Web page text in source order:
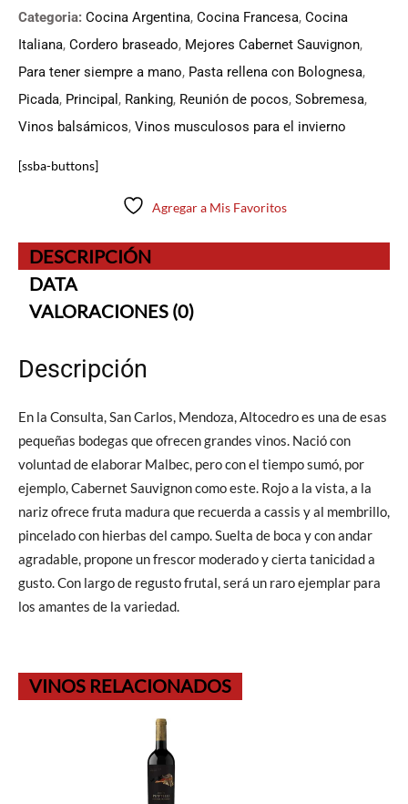
Categoria: Cocina Argentina, Cocina Francesa, Cocina
Italiana, Cordero braseado, Mejores Cabernet Sauvignon,
Para tener siempre a mano, Pasta rellena con Bolognesa,
Picada, Principal , Ranking, Reunión de pocos, Sobremesa,
Vinos balsámicos, Vinos musculosos para el invierno
[ssba-buttons]
Agregar a Mis Favoritos
DESCRIPCIÓN
DATA
VALORACIONES (0)
Descripción
En la Consulta, San Carlos, Mendoza, Altocedro es una de esas
pequeñas bodegas que ofrecen grandes vinos. Nació con
voluntad de elaborar Malbec, pero con el tiempo sumó, por
ejemplo, Cabernet Sauvignon como este. Rojo a la vista, a la
nariz ofrece fruta madura que recuerda a cassis y al membrillo,
pincelado con hierbas del campo. Suelta de boca y con andar
agradable, propone un frescor moderado y cierta tanicidad a
gusto. Con largo de regusto frutal, será un raro ejemplar para
los amantes de la variedad.
VINOS RELACIONADOS